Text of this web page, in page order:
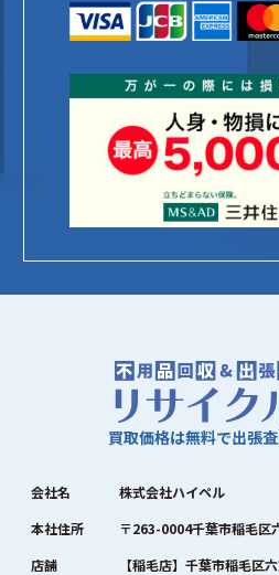
買取価格は無料で出張
会社名
株式会社ハイペル
本社住所
〒263-0004千葉市稲毛区
店舗
【稲毛店】千葉市稲毛区